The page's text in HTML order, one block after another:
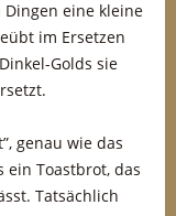
eine kleine
im Ersetzen
Golds sie
genau wie das
ein Toastbrot, das
Tatsächlich